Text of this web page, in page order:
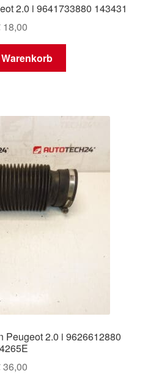
2.0 i 9641733880 143431
18,00
Peugeot 2.0 i 9626612880
36,00